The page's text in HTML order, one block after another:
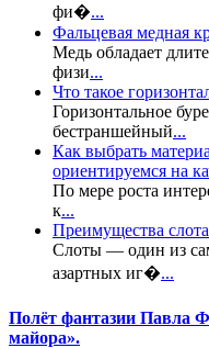
фи�...
Фальцевая медная
Медь обладает
физи...
Что такое
Горизонтальное
бестраншейный...
Как выбрать
ориентируемся на
По мере роста
к...
Преимущества
Слоты — один из
азартных иг�...
Полёт фантазии Павла
майора».